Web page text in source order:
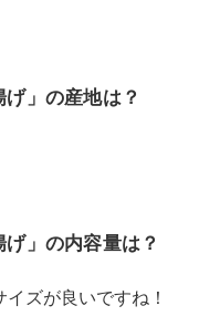
」の産地は？
」の内容量は？
ズが良いですね！